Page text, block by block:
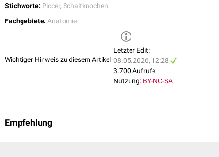
Stichworte: Piccer, Schaltknochen
Fachgebiete: Anatomie
Wichtiger Hinweis zu diesem Artikel
Letzter Edit:
08.05.2026, 12:28
3.700 Aufrufe
Nutzung: BY-NC-SA
Empfehlung